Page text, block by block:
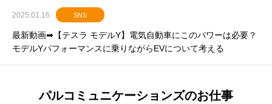
2025.01.16 SNS
最新動画➡【テスラ モデルY】電気自動車にこのパワーは必要？
モデルYパフォーマンスに乗りながらEVについて考える
パルコミュニケーションズのお仕事